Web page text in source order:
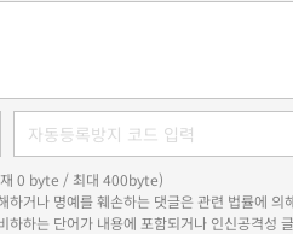
재 0 byte / 최대 400byte)
하거나 명예를 훼손하는 댓글은 관련 법률에 의
하하는 단어가 내용에 포함되거나 인신공격성